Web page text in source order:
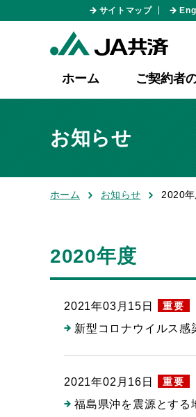
サイトマップ
ホーム ご契約者
お知らせ
ホーム お知らせ 2020
2020年度
2021年03月15日 重要
新型コロナウイルス感
2021年02月16日 重要
福島県沖を震源とする